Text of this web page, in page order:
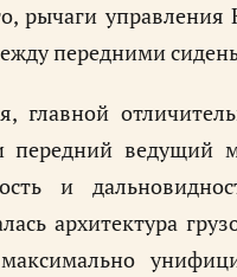
рычаги управления
передними
главной
передний ведущий
и
архитектура